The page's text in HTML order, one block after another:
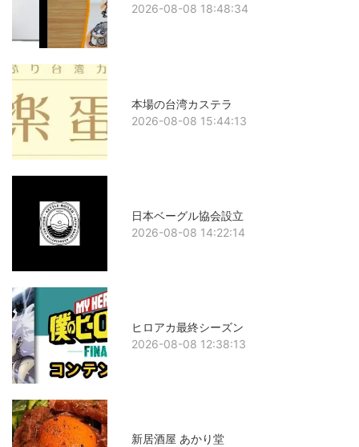
2026-08-08 18:48:34
本場の台湾カステラ
2026-08-08 15:44:13
日本ベーグル協会設立
2026-08-08 14:22:14
ヒロアカ最終シーズン
2026-08-08 12:38:13
新居酒屋 あかり堂